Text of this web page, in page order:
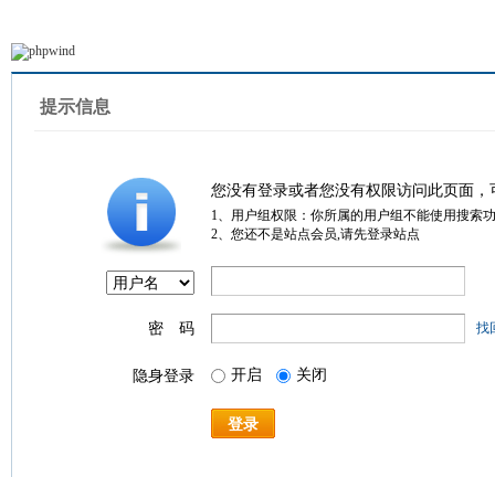
提示信息
您没有登录或者您没有权限访问此页面
1、用户组权限：你所属的用户组不能使用搜索
2、您还不是站点会员,请先登录站点
密 码 找
隐身登录 开启 关闭
登录